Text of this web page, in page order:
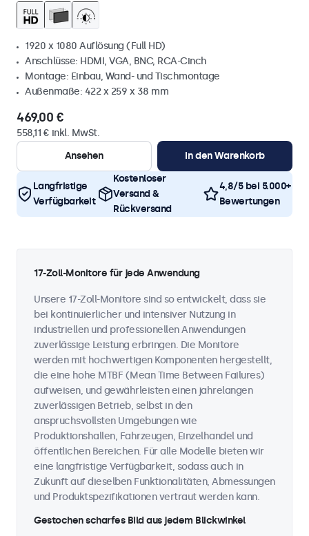
1920 x 1080 Auflösung (Full HD)
Anschlüsse: HDMI, VGA, BNC, RCA-Cinch
Montage: Einbau, Wand- und Tischmontage
Außenmaße: 422 x 259 x 38 mm
469,00 €
558,11 € inkl. MwSt.
Ansehen
In den Warenkorb
Langfristige
Verfügbarkeit
Kostenloser
Versand &
Rückversand
4,8/5 bei 5.000+
Bewertungen
17-Zoll-Monitore für jede Anwendung
Unsere 17-Zoll-Monitore sind so entwickelt, dass sie
bei kontinuierlicher und intensiver Nutzung in
industriellen und professionellen Anwendungen
zuverlässige Leistung erbringen. Die Monitore
werden mit hochwertigen Komponenten hergestellt,
die eine hohe MTBF (Mean Time Between Failures)
aufweisen, und gewährleisten einen jahrelangen
zuverlässigen Betrieb, selbst in den
anspruchsvollsten Umgebungen wie
Produktionshallen, Fahrzeugen, Einzelhandel und
öffentlichen Bereichen. Für alle Modelle bieten wir
eine langfristige Verfügbarkeit, sodass auch in
Zukunft auf dieselben Funktionalitäten, Abmessungen
und Produktspezifikationen vertraut werden kann.
Gestochen scharfes Bild aus jedem Blickwinkel